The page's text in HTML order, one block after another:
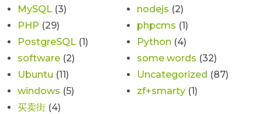
MySQL (3) nodejs (2)
PHP (29) phpcms (1)
PostgreSQL (1) Python (4)
software (2) some words (32)
Ubuntu (11) Uncategorized (87)
windows (5) zf+smarty (1)
买卖街 (4)